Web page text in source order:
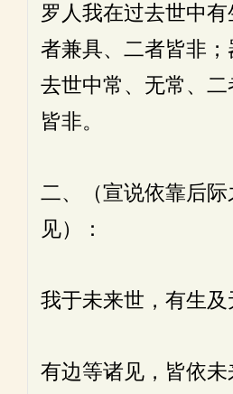
罗人我在过去世中
者兼具、二者皆非
去世中常、无常、
皆非。
二、（宣说依靠后际
见）：
我于未来世，有生及
有边等诸见，皆依未